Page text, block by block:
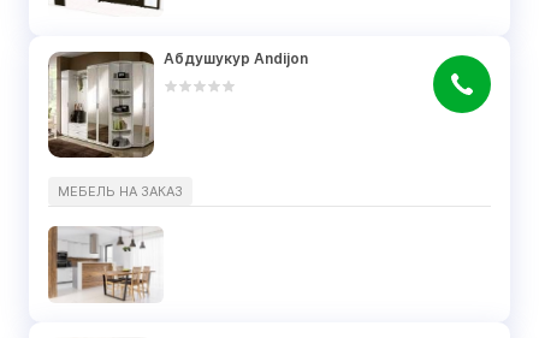
Абдушукур Andijon
МЕБЕЛЬ НА ЗАКАЗ